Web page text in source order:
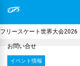
フリースケート世界大会2026
お問い合せ
イベント情報